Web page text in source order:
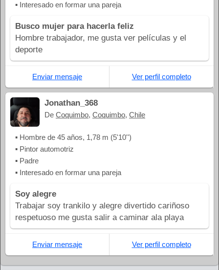
▪ Interesado en formar una pareja
Busco mujer para hacerla feliz
Hombre trabajador, me gusta ver películas y el
deporte
Enviar mensaje Ver perfil completo
Jonathan_368
De Coquimbo, Coquimbo, Chile
▪ Hombre de 45 años, 1,78 m (5'10'')
▪ Pintor automotriz
▪ Padre
▪ Interesado en formar una pareja
Soy alegre
Trabajar soy trankilo y alegre divertido cariñoso
respetuoso me gusta salir a caminar ala playa
Enviar mensaje Ver perfil completo